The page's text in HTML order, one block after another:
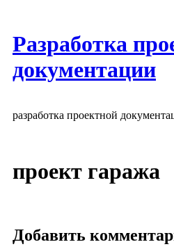
Разработка
документации
разработка проектной
проект гаража
Добавить